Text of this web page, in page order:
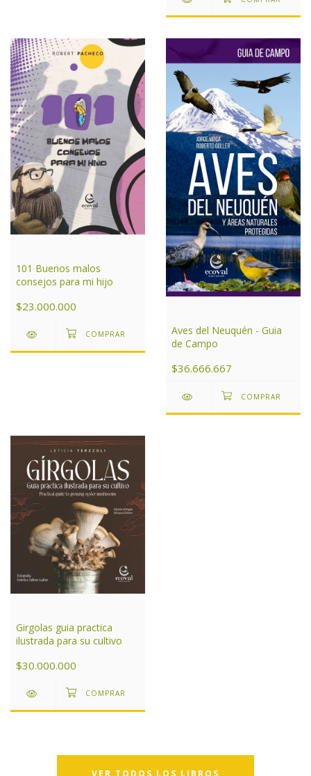
101 Buenos malos
consejos para mi hijo
$23.000.000
Aves del Neuquén - Guia
de Campo
$36.666.667
Girgolas guia practica
ilustrada para su cultivo
$30.000.000
VER TODOS LOS LIBROS